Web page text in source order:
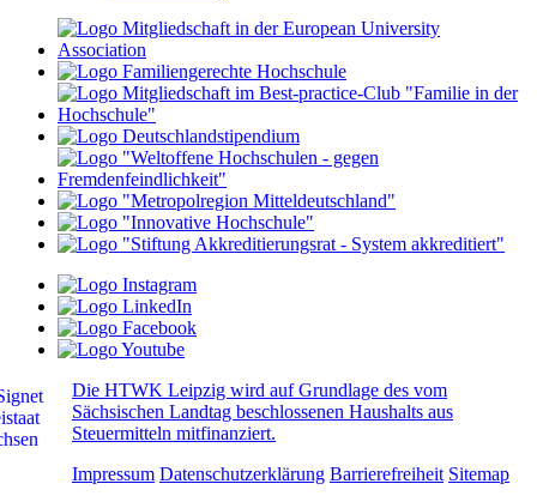
Die HTWK Leipzig wird auf Grundlage des vom
Sächsischen Landtag beschlossenen Haushalts aus
Steuermitteln mitfinanziert.
Impressum Datenschutzerklärung Barrierefreiheit Sitemap